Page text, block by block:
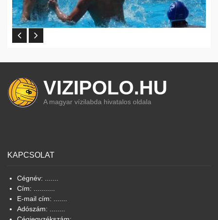
VIZIPOLO.HU
A magyar vízilabda hivatalos oldala
KAPCSOLAT
Cégnév: .......
Cím: ...........
E-mail cím: .......
Adószám: ........